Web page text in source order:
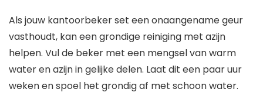
Als jouw kantoorbeker set een onaangename geur
vasthoudt, kan een grondige reiniging met azijn
helpen. Vul de beker met een mengsel van warm
water en azijn in gelijke delen. Laat dit een paar uur
weken en spoel het grondig af met schoon water.